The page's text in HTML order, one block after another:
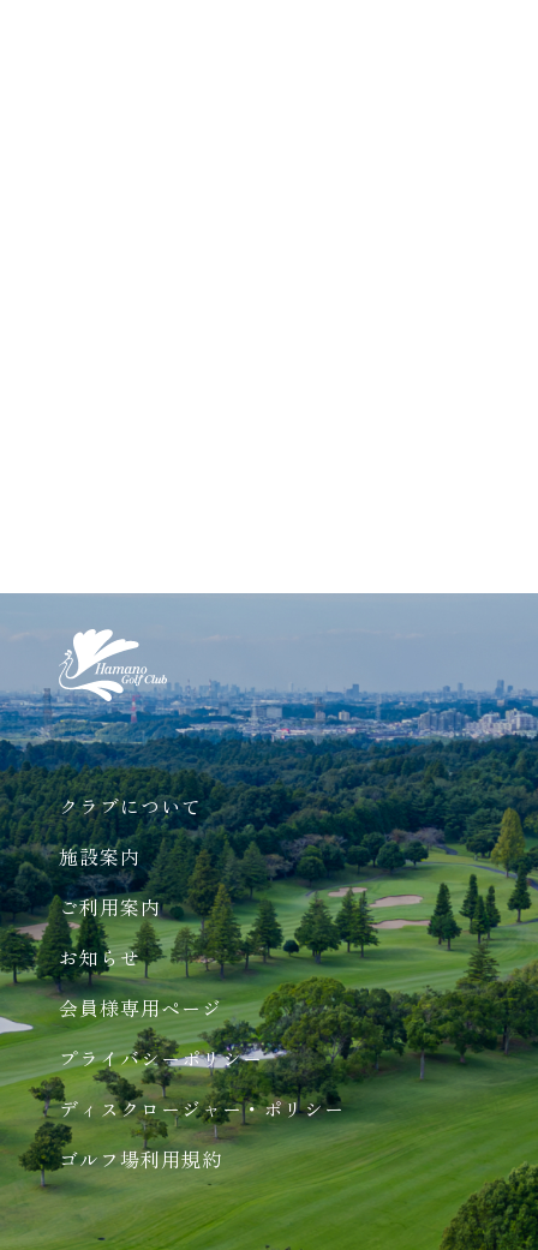
クラブについて
施設案内
ご利用案内
お知らせ
会員様専用ページ
プライバシーポリシー
ディスクロージャー・ポリシー
ゴルフ場利用規約